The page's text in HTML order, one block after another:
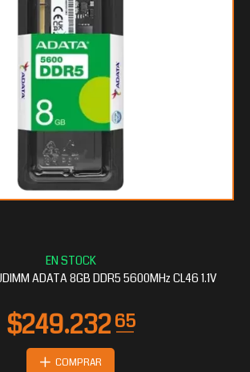
ADATA 8GB DDR5 5600MHz CL46 1.1V
COMPRAR